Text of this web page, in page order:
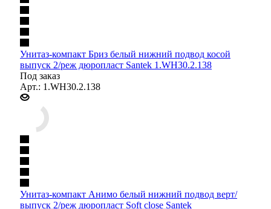
Унитаз-компакт Бриз белый нижний подвод косой
выпуск 2/реж дюропласт Santek 1.WH30.2.138
Под заказ
Арт.: 1.WH30.2.138
Унитаз-компакт Анимо белый нижний подвод верт/
выпуск 2/реж дюропласт Soft close Santek